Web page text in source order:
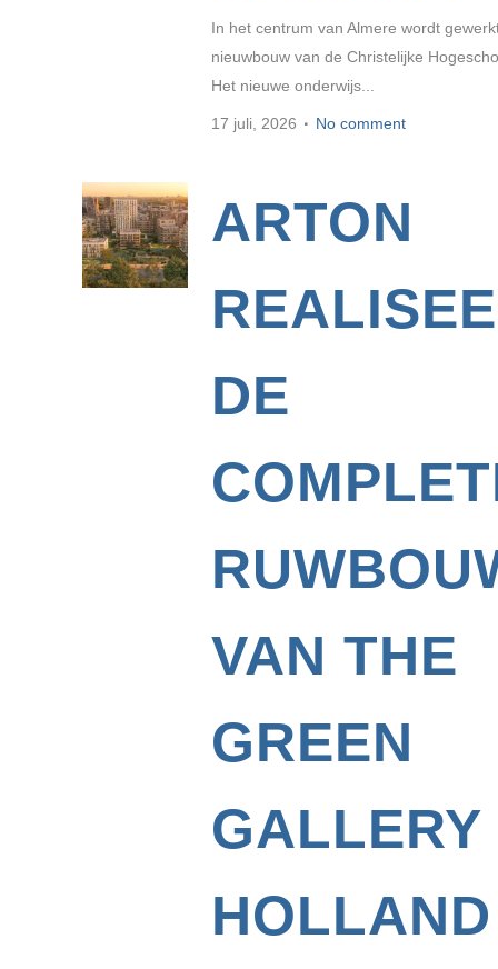
In het centrum van Almere wordt
nieuwbouw van de Christelijke
Het nieuwe onderwijs...
17 juli, 2026 No comment
ARTON
DE
VAN THE
GREEN
GALLERY
HOLLAND